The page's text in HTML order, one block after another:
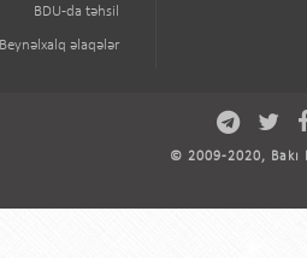
BDU-da təhsil
Beynəlxalq əlaqələr
© 2009-2020,